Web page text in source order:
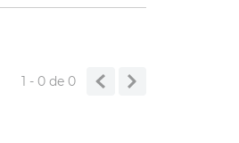
1 - 0de 0